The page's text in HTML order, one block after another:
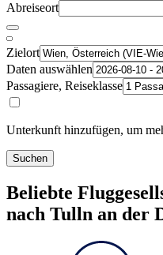
Abreiseort
Zielort
Daten auswählen
Passagiere, Reiseklasse
Unterkunft hinzufügen, um
Suchen
Beliebte
nach Tulln an der